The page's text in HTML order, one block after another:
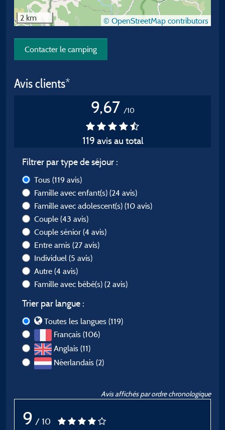
2 km © OpenStreetMap contributors
Contacter le camping
Avis clients*
9,67 /10
119 avis au total
Filtrer par type de séjour :
Tous (119 avis)
Famille avec enfant(s) (24 avis)
Famille avec adolescent(s) (10 avis)
Couple (43 avis)
Couple sénior (4 avis)
Entre amis (27 avis)
Individuel (5 avis)
Autre (4 avis)
Famille avec bébé(s) (2 avis)
Trier par langue :
Toutes les langues (119)
Français (106)
Anglais (11)
Néerlandais (2)
Avis affichés par ordre chronologique
9 / 10